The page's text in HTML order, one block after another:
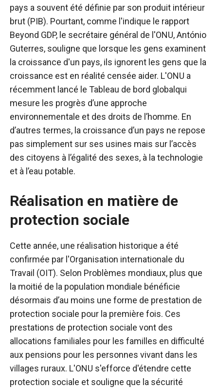
pays a souvent été définie par son produit intérieur
brut (PIB). Pourtant, comme l'indique le rapport
Beyond GDP, le secrétaire général de l'ONU, António
Guterres, souligne que lorsque les gens examinent
la croissance d'un pays, ils ignorent les gens que la
croissance est en réalité censée aider. L'ONU a
récemment lancé le Tableau de bord global qui
mesure les progrès d’une approche
environnementale et des droits de l’homme. En
d’autres termes, la croissance d’un pays ne repose
pas simplement sur ses usines mais sur l’accès
des citoyens à l’égalité des sexes, à la technologie
et à l’eau potable.
Réalisation en matière de
protection sociale
Cette année, une réalisation historique a été
confirmée par l'Organisation internationale du
Travail (OIT). Selon Problèmes mondiaux, plus que
la moitié de la population mondiale bénéficie
désormais d’au moins une forme de prestation de
protection sociale pour la première fois. Ces
prestations de protection sociale vont des
allocations familiales pour les familles en difficulté
aux pensions pour les personnes vivant dans les
villages ruraux. L'ONU s'efforce d'étendre cette
protection sociale et souligne que la sécurité